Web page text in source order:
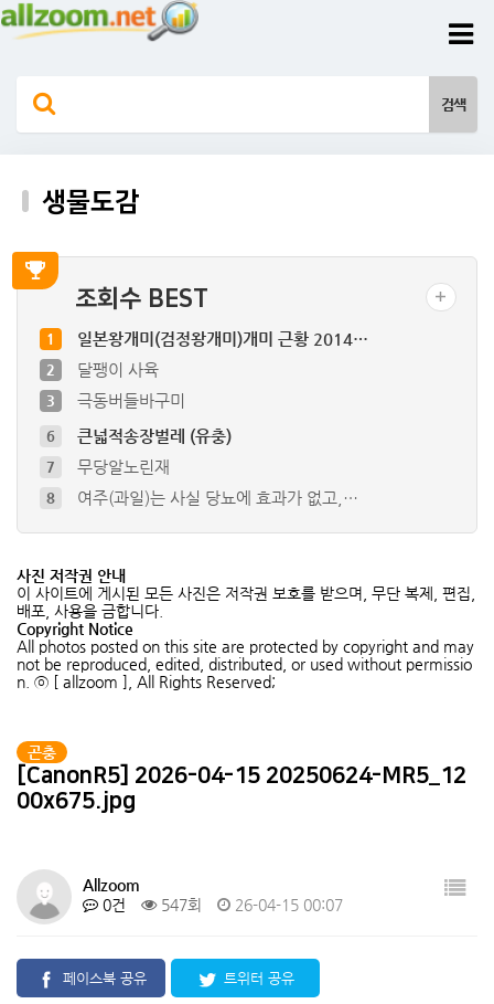
생물도감
조회수 BEST
6 큰넓적송장벌레 (유충)
7 무당알노린재
8 여주(과일)는 사실 당뇨에 효과가 없고,…
4 청솔귀뚜라미
5 참긴더듬이잎벌레
6 큰넓적송장벌레 (유충)
1 일본왕개미(검정왕개미)개미 근황 2014…
2 달팽이 사육
3 극동버들바구미
사진 저작권 안내
이 사이트에 게시된 모든 사진은 저작권 보호를 받으며, 무단 복제, 편집,
배포, 사용을 금합니다.
Copyright Notice
All photos posted on this site are protected by copyright and may
not be reproduced, edited, distributed, or used without permissio
n. ⓒ [ allzoom ], All Rights Reserved;
곤충
[CanonR5] 2026-04-15 20250624-MR5_12
00x675.jpg
Allzoom
0건
547회 26-04-15 00:07
페이스북 공유 트위터 공유